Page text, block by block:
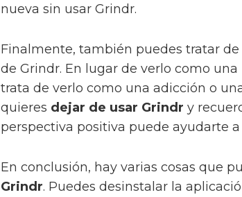
nueva sin usar Grindr.
Finalmente, también puedes tratar de
de Grindr. En lugar de verlo como
trata de verlo como una adicción o
quieres dejar de usar Grindr y
perspectiva positiva puede ayudarte
En conclusión, hay varias cosas que
Grindr. Puedes desinstalar la